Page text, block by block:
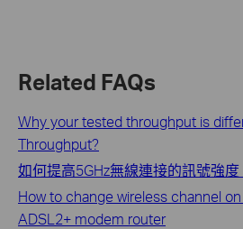
Related FAQs
Why your tested throughput is
Throughput?
如何提高5GHz無線連接的訊號強度
How to change wireless channel
ADSL2+ modem router